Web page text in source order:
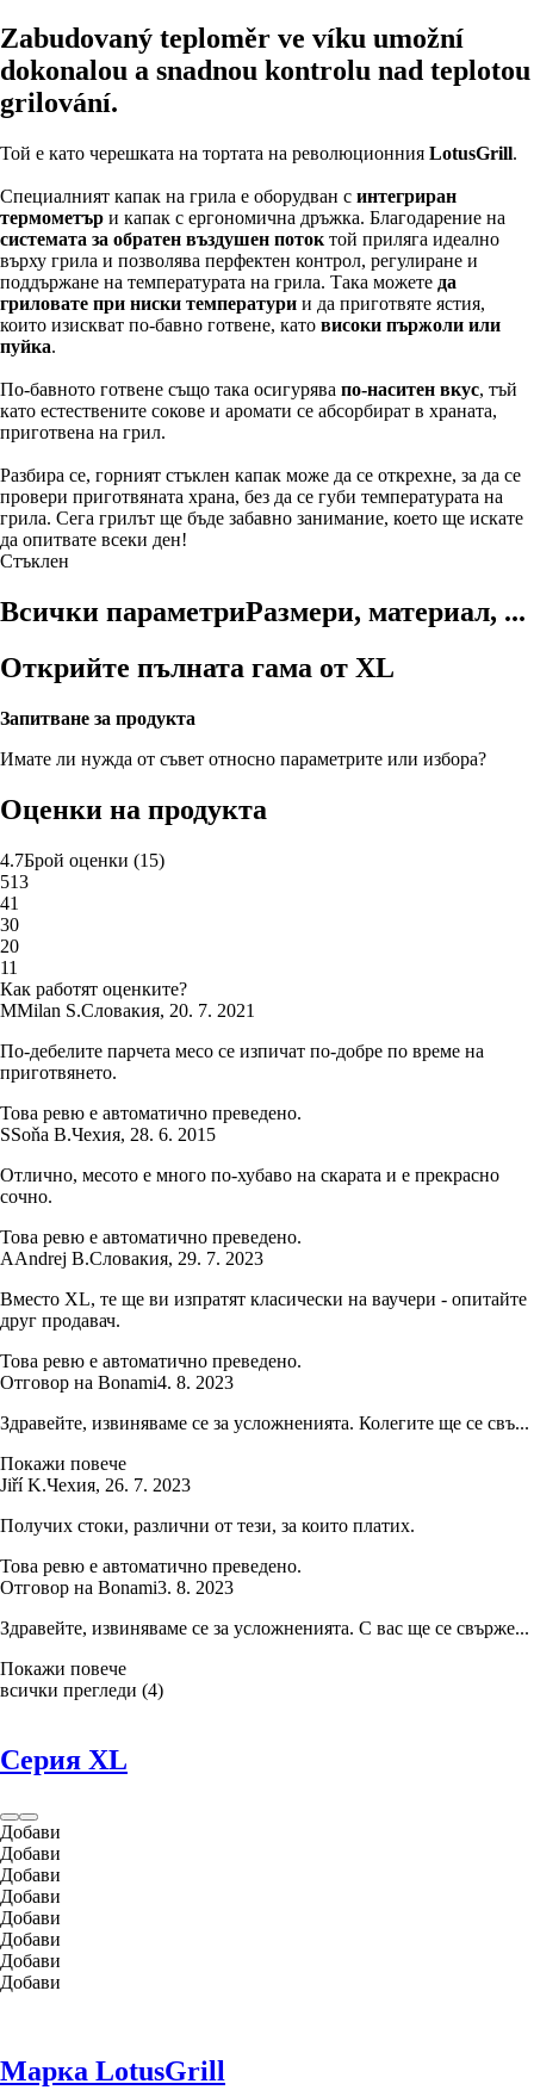
Zabudovaný teploměr ve víku umožní
dokonalou a snadnou kontrolu nad teplotou
grilování.
Той е като черешката на тортата на революционния LotusGrill.
Специалният капак на грила е оборудван с интегриран
термометър и капак с ергономична дръжка. Благодарение на
системата за обратен въздушен поток той приляга идеално
върху грила и позволява перфектен контрол, регулиране и
поддържане на температурата на грила. Така можете да
гриловате при ниски температури и да приготвяте ястия,
които изискват по-бавно готвене, като високи пържоли или
пуйка.
По-бавното готвене също така осигурява по-наситен вкус, тъй
като естествените сокове и аромати се абсорбират в храната,
приготвена на грил.
Разбира се, горният стъклен капак може да се открехне, за да се
провери приготвяната храна, без да се губи температурата на
грила. Сега грилът ще бъде забавно занимание, което ще искате
да опитвате всеки ден!
Стъклен
Всички параметриРазмери, материал, ...
Открийте пълната гама от XL
Запитване за продукта
Имате ли нужда от съвет относно параметрите или избора?
Оценки на продукта
4.7Брой оценки (15)
513
41
30
20
11
Как работят оценките?
MMilan S.Словакия, 20. 7. 2021
По-дебелите парчета месо се изпичат по-добре по време на
приготвянето.
Това ревю е автоматично преведено.
SSoňa B.Чехия, 28. 6. 2015
Отлично, месото е много по-хубаво на скарата и е прекрасно
сочно.
Това ревю е автоматично преведено.
AAndrej B.Словакия, 29. 7. 2023
Вместо XL, те ще ви изпратят класически на ваучери - опитайте
друг продавач.
Това ревю е автоматично преведено.
Отговор на Bonami4. 8. 2023
Здравейте, извиняваме се за усложненията. Колегите ще се свъ...
Покажи повече
Jiří K.Чехия, 26. 7. 2023
Получих стоки, различни от тези, за които платих.
Това ревю е автоматично преведено.
Отговор на Bonami3. 8. 2023
Здравейте, извиняваме се за усложненията. С вас ще се свърже...
Покажи повече
всички прегледи (4)
Серия XL
Добави
Добави
Добави
Добави
Добави
Добави
Добави
Добави
Марка LotusGrill